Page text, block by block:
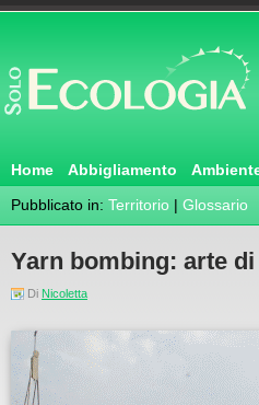
Home Abbigliamento
Pubblicato in: Territorio | Glossario
Yarn bombing: arte
Di Nicoletta